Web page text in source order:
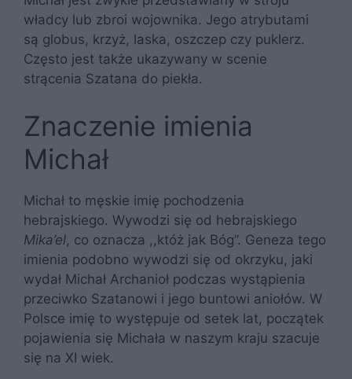
władcy lub zbroi wojownika. Jego atrybutami
są globus, krzyż, laska, oszczep czy puklerz.
Często jest także ukazywany w scenie
strącenia Szatana do piekła.
Znaczenie imienia
Michał
Michał to męskie imię pochodzenia
hebrajskiego. Wywodzi się od hebrajskiego
Mika’el, co oznacza ,,któż jak Bóg”. Geneza tego
imienia podobno wywodzi się od okrzyku, jaki
wydał Michał Archanioł podczas wystąpienia
przeciwko Szatanowi i jego buntowi aniołów. W
Polsce imię to występuje od setek lat, początek
pojawienia się Michała w naszym kraju szacuje
się na XI wiek.